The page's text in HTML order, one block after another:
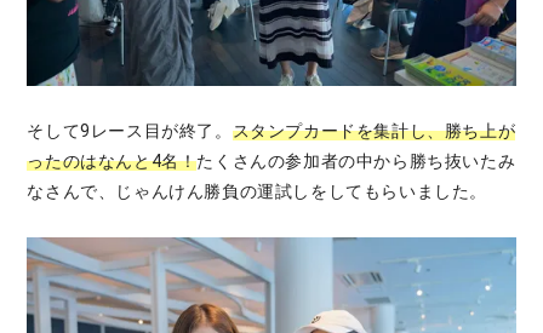
そして9レース目が終了。 スタンプカードを集計し、勝ち上が
ったのはなんと4名！たくさんの参加者の中から勝ち抜いたみ
なさんで、じゃんけん勝負の運試しをしてもらいました。